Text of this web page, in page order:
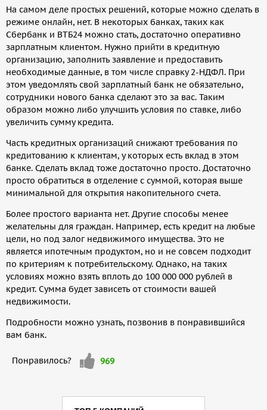
На самом деле простых решений, которые можно сделать в
режиме онлайн, нет. В некоторых банках, таких как
Сбербанк и ВТБ24 можно стать, достаточно оперативно
зарплатным клиентом. Нужно прийти в кредитную
организацию, заполнить заявление и предоставить
необходимые данные, в том числе справку 2-НДФЛ. При
этом уведомлять свой зарплатный банк не обязательно,
сотрудники нового банка сделают это за вас. Таким
образом можно либо улучшить условия по ставке, либо
увеличить сумму кредита.
Часть кредитных организаций снижают требования по
кредитованию к клиентам, у которых есть вклад в этом
банке. Сделать вклад тоже достаточно просто. Достаточно
просто обратиться в отделение с суммой, которая выше
минимальной для открытия накопительного счета.
Более простого варианта нет. Другие способы менее
желательны для граждан. Например, есть кредит на любые
цели, но под залог недвижимого имущества. Это не
является ипотечным продуктом, но и не совсем подходит
по критериям к потребительскому. Однако, на таких
условиях можно взять вплоть до 100 000 000 рублей в
кредит. Сумма будет зависеть от стоимости вашей
недвижимости.
Подробности можно узнать, позвонив в понравившийся
вам банк.
Понравилось?
Мне
нравится
969